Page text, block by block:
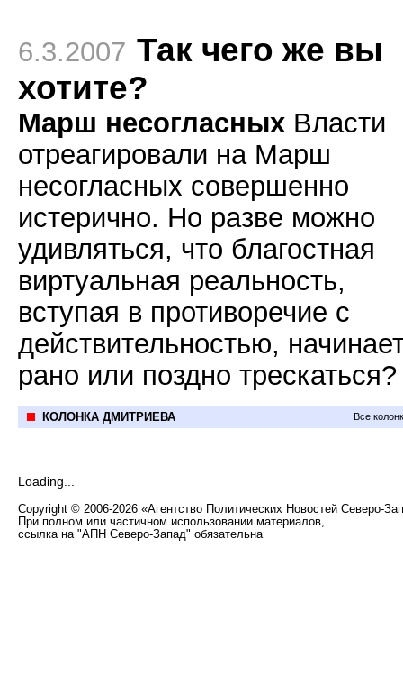
6.3.2007 Так чего же вы
хотите?
Марш несогласных Власти
отреагировали на Марш
несогласных совершенно
истерично. Но разве можно
удивляться, что благостная
виртуальная реальность,
вступая в противоречие с
действительностью,
рано или поздно трескаться?
КОЛОНКА ДМИТРИЕВА Все
Loading...
Copyright © 2006-2026 «Агентство Политических Новостей Северо-
При полном или частичном использовании материалов,
ссылка на "АПН Северо-Запад" обязательна